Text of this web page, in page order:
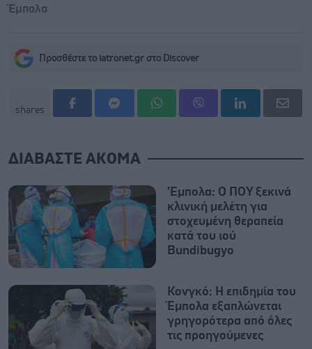
Έμπολα
Προσθέστε το iatronet.gr στο Discover
shares
ΔΙΑΒΑΣΤΕ ΑΚΟΜΑ
'Εμπολα: Ο ΠΟΥ ξεκινά
κλινική μελέτη για
στοχευμένη θεραπεία
κατά του ιού
Bundibugyo
Κονγκό: Η επιδημία του
Έμπολα εξαπλώνεται
γρηγορότερα από όλες
τις προηγούμενες